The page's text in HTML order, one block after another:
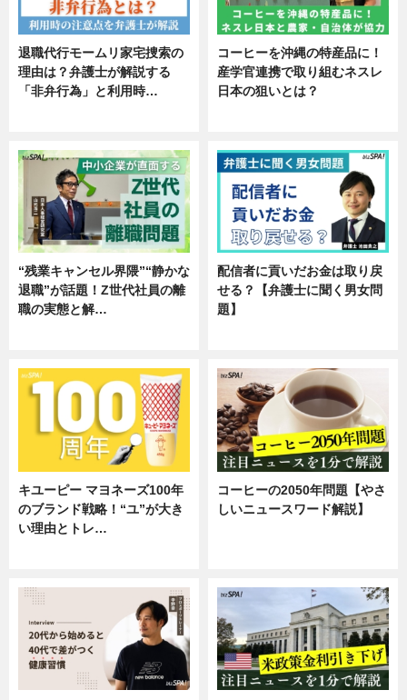
退職代行モームリ家宅捜索の
理由は？弁護士が解説する
「非弁行為」と利用時…
コーヒーを沖縄の特産品に！
産学官連携で取り組むネスレ
日本の狙いとは？
“残業キャンセル界隈”“静かな
退職”が話題！Z世代社員の離
職の実態と解…
配信者に貢いだお金は取り戻
せる？【弁護士に聞く男女問
題】
キユーピー マヨネーズ100年
のブランド戦略！“ユ”が大き
い理由とトレ…
コーヒーの2050年問題【やさ
しいニュースワード解説】